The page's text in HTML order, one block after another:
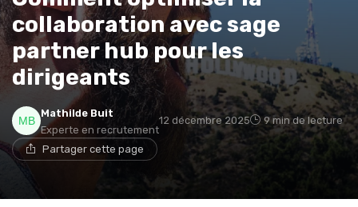
collaboration avec sage
partner hub pour les
dirigeants
Mathilde Buit
Experte en recrutement
12 décembre 2025 9 min de lecture
Partager cette page